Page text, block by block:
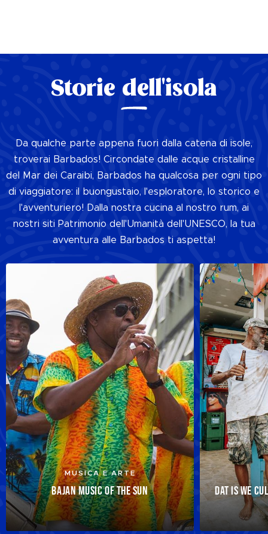
Storie dell'isola
Da qualche parte appena fuori dalla catena di isole,
troverai Barbados! Circondate dalle acque cristalline
del Mar dei Caraibi, Barbados ha qualcosa per ogni tipo
di viaggiatore: il buongustaio, l'esploratore, lo storico e
l'avventuriero! Dalla nostra cucina al nostro rum, ai
nostri siti Patrimonio dell'Umanità dell'UNESCO, la tua
avventura alle Barbados ti aspetta!
MUSICA E ARTE
BAJAN MUSIC OF THE SUN DAT IS WE